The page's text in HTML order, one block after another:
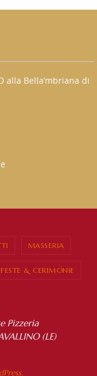
alla Bella’mbriana di
MASSERIA
FESTE & CERIMONIE
Pizzeria
(LE)